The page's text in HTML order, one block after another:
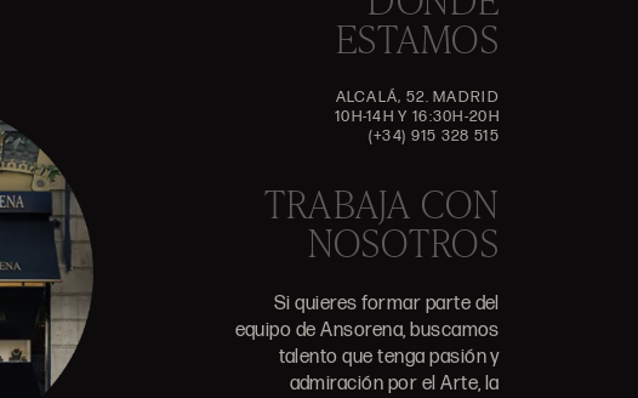
ESTAMOS
ALCALÁ, 52. MADRID
10H-14H Y 16:30H-20H
(+34) 915 328 515
TRABAJA CON
NOSOTROS
Si quieres formar parte del
equipo de Ansorena, buscamos
talento que tenga pasión y
admiración por el Arte, la